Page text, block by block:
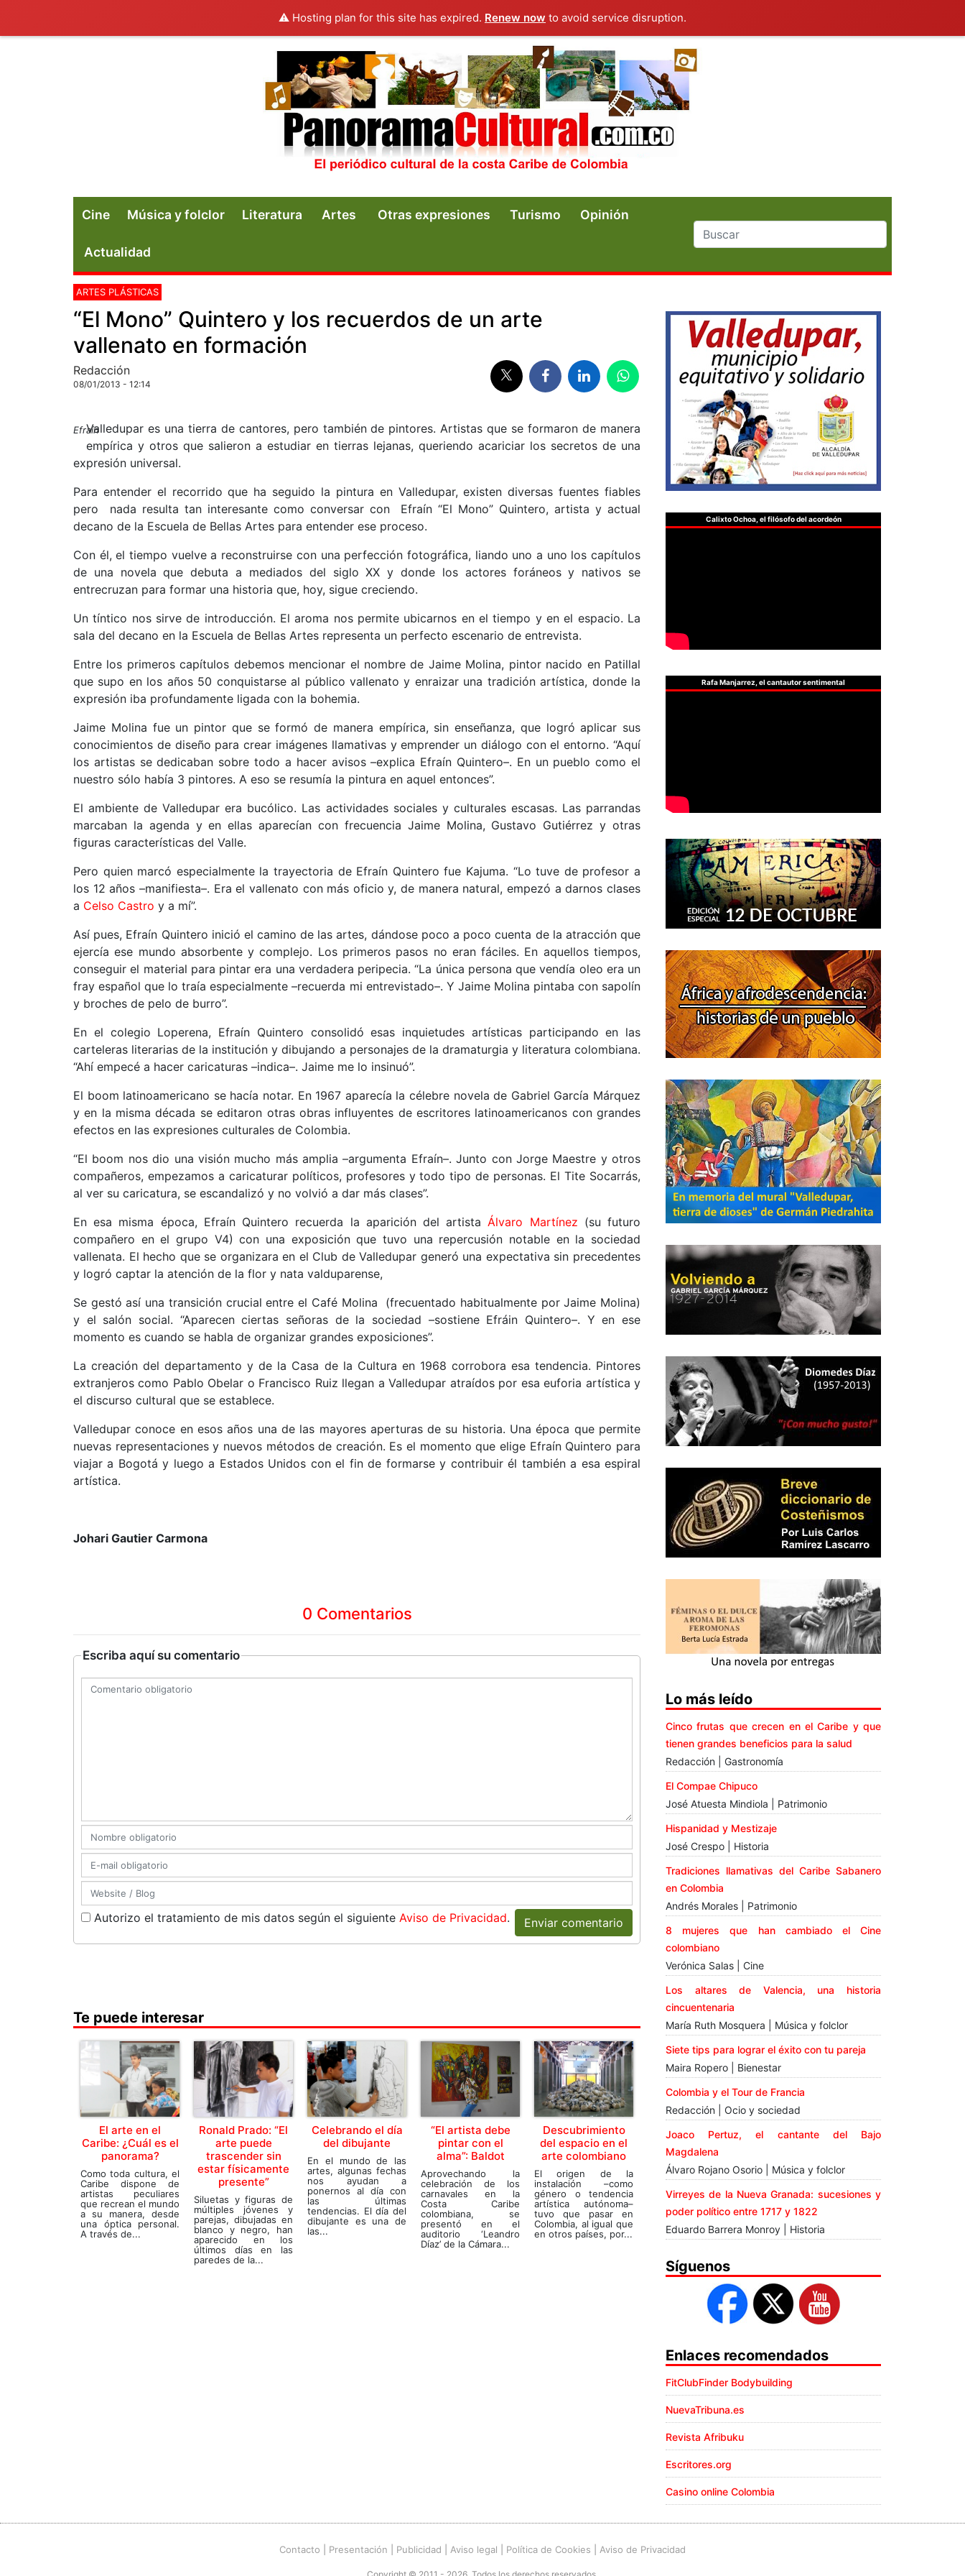
⚠️ Hosting plan for this site has expired. Renew now to avoid service disruption.
Cine Música y folclor Literatura Artes Otras expresiones Turismo Opinión
Actualidad
ARTES PLÁSTICAS
“El Mono” Quintero y los recuerdos de un arte
vallenato en formación
Redacción
08/01/2013 - 12:14
EfraínValledupar es una tierra de cantores, pero también de pintores. Artistas que se formaron de manera
empírica y otros que salieron a estudiar en tierras lejanas, queriendo acariciar los secretos de una
expresión universal.
Para entender el recorrido que ha seguido la pintura en Valledupar, existen diversas fuentes fiables
pero nada resulta tan interesante como conversar con Efraín “El Mono” Quintero, artista y actual
decano de la Escuela de Bellas Artes para entender ese proceso.
Con él, el tiempo vuelve a reconstruirse con una perfección fotográfica, liando uno a uno los capítulos
de una novela que debuta a mediados del siglo XX y donde los actores foráneos y nativos se
entrecruzan para formar una historia que, hoy, sigue creciendo.
Un tíntico nos sirve de introducción. El aroma nos permite ubicarnos en el tiempo y en el espacio. La
sala del decano en la Escuela de Bellas Artes representa un perfecto escenario de entrevista.
Entre los primeros capítulos debemos mencionar el nombre de Jaime Molina, pintor nacido en Patillal
que supo en los años 50 conquistarse al público vallenato y enraizar una tradición artística, donde la
expresión iba profundamente ligada con la bohemia.
Jaime Molina fue un pintor que se formó de manera empírica, sin enseñanza, que logró aplicar sus
conocimientos de diseño para crear imágenes llamativas y emprender un diálogo con el entorno. “Aquí
los artistas se dedicaban sobre todo a hacer avisos –explica Efraín Quintero–. En un pueblo como el
nuestro sólo había 3 pintores. A eso se resumía la pintura en aquel entonces”.
El ambiente de Valledupar era bucólico. Las actividades sociales y culturales escasas. Las parrandas
marcaban la agenda y en ellas aparecían con frecuencia Jaime Molina, Gustavo Gutiérrez y otras
figuras características del Valle.
Pero quien marcó especialmente la trayectoria de Efraín Quintero fue Kajuma. “Lo tuve de profesor a
los 12 años –manifiesta–. Era el vallenato con más oficio y, de manera natural, empezó a darnos clases
a Celso Castro y a mí”.
Así pues, Efraín Quintero inició el camino de las artes, dándose poco a poco cuenta de la atracción que
ejercía ese mundo absorbente y complejo. Los primeros pasos no eran fáciles. En aquellos tiempos,
conseguir el material para pintar era una verdadera peripecia. “La única persona que vendía oleo era un
fray español que lo traía especialmente –recuerda mi entrevistado–. Y Jaime Molina pintaba con sapolín
y broches de pelo de burro”.
En el colegio Loperena, Efraín Quintero consolidó esas inquietudes artísticas participando en las
carteleras literarias de la institución y dibujando a personajes de la dramaturgia y literatura colombiana.
“Ahí empecé a hacer caricaturas –indica–. Jaime me lo insinuó”.
El boom latinoamericano se hacía notar. En 1967 aparecía la célebre novela de Gabriel García Márquez
y en la misma década se editaron otras obras influyentes de escritores latinoamericanos con grandes
efectos en las expresiones culturales de Colombia.
“El boom nos dio una visión mucho más amplia –argumenta Efraín–. Junto con Jorge Maestre y otros
compañeros, empezamos a caricaturar políticos, profesores y todo tipo de personas. El Tite Socarrás,
al ver su caricatura, se escandalizó y no volvió a dar más clases”.
En esa misma época, Efraín Quintero recuerda la aparición del artista Álvaro Martínez (su futuro
compañero en el grupo V4) con una exposición que tuvo una repercusión notable en la sociedad
vallenata. El hecho que se organizara en el Club de Valledupar generó una expectativa sin precedentes
y logró captar la atención de la flor y nata valduparense,
Se gestó así una transición crucial entre el Café Molina (frecuentado habitualmente por Jaime Molina)
y el salón social. “Aparecen ciertas señoras de la sociedad –sostiene Efráin Quintero–. Y en ese
momento es cuando se habla de organizar grandes exposiciones”.
La creación del departamento y de la Casa de la Cultura en 1968 corrobora esa tendencia. Pintores
extranjeros como Pablo Obelar o Francisco Ruiz llegan a Valledupar atraídos por esa euforia artística y
el discurso cultural que se establece.
Valledupar conoce en esos años una de las mayores aperturas de su historia. Una época que permite
nuevas representaciones y nuevos métodos de creación. Es el momento que elige Efraín Quintero para
viajar a Bogotá y luego a Estados Unidos con el fin de formarse y contribuir él también a esa espiral
artística.
Johari Gautier Carmona
0 Comentarios
Escriba aquí su comentario
Autorizo el tratamiento de mis datos según el siguiente Aviso de Privacidad. Enviar comentario
Te puede interesar
El arte en el
Caribe: ¿Cuál es el
panorama?
Como toda cultura, el
Caribe dispone de
artistas peculiares
que recrean el mundo
a su manera, desde
una óptica personal.
A través de...
Ronald Prado: “El
arte puede
trascender sin
estar físicamente
presente”
Siluetas y figuras de
múltiples jóvenes y
parejas, dibujadas en
blanco y negro, han
aparecido en los
últimos días en las
paredes de la...
Celebrando el día
del dibujante
En el mundo de las
artes, algunas fechas
nos ayudan a
ponernos al día con
las últimas
tendencias. El día del
dibujante es una de
las...
“El artista debe
pintar con el
alma”: Baldot
Aprovechando la
celebración de los
carnavales en la
Costa Caribe
colombiana, se
presentó en el
auditorio ‘Leandro
Díaz’ de la Cámara...
Descubrimiento
del espacio en el
arte colombiano
El origen de la
instalación –como
género o tendencia
artística autónoma–
tuvo que pasar en
Colombia, al igual que
en otros países, por...
Calixto Ochoa, el filósofo del acordeón
Rafa Manjarrez, el cantautor sentimental
Lo más leído
Cinco frutas que crecen en el Caribe y que
tienen grandes beneficios para la salud
Redacción | Gastronomía
El Compae Chipuco
José Atuesta Mindiola | Patrimonio
Hispanidad y Mestizaje
José Crespo | Historia
Tradiciones llamativas del Caribe Sabanero
en Colombia
Andrés Morales | Patrimonio
8 mujeres que han cambiado el Cine
colombiano
Verónica Salas | Cine
Los altares de Valencia, una historia
cincuentenaria
María Ruth Mosquera | Música y folclor
Siete tips para lograr el éxito con tu pareja
Maira Ropero | Bienestar
Colombia y el Tour de Francia
Redacción | Ocio y sociedad
Joaco Pertuz, el cantante del Bajo
Magdalena
Álvaro Rojano Osorio | Música y folclor
Virreyes de la Nueva Granada: sucesiones y
poder político entre 1717 y 1822
Eduardo Barrera Monroy | Historia
Síguenos
Enlaces recomendados
FitClubFinder Bodybuilding
NuevaTribuna.es
Revista Afribuku
Escritores.org
Casino online Colombia
Contacto Presentación Publicidad Aviso legal Política de Cookies Aviso de Privacidad